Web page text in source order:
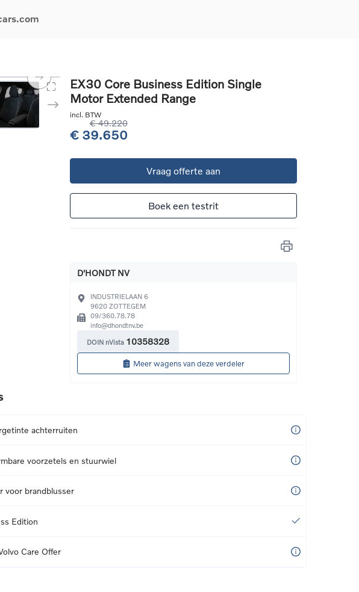
auto's
auto's
auto's
Boek een onderhoud
Onderhoud & herstellingen
Overname van uw auto
24/7 Pechverhelping
EX30 Core Business Edition Single
Motor Extended Range
incl. BTW
€ 49.220
€ 39.650
Vraag offerte aan
Boek een testrit
D'HONDT NV
INDUSTRIELAAN 6
9620 ZOTTEGEM
09/360.78.78
info@dhondtnv.be
DOIN nVista 10358328
Meer wagens van deze verdeler
achterruiten
voorzetels en stuurwiel
voor brandblusser
Edition
Care Offer